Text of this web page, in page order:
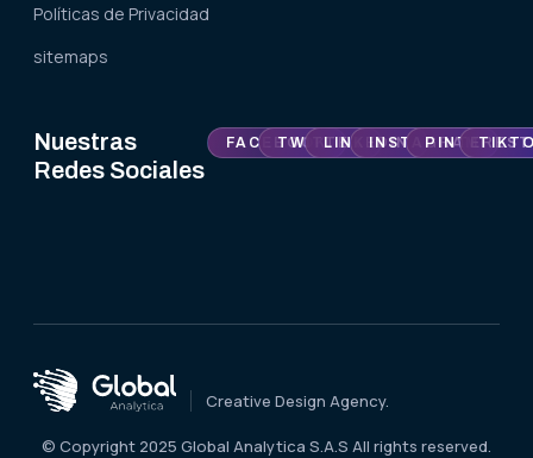
Políticas de Privacidad
sitemaps
Nuestras
Redes Sociales
FACEBOOK
TWITTERLINKEDININSTAGRAMPINTEREST
Creative Design Agency.
© Copyright 2025 Global Analytica S.A.S All rights reserved.